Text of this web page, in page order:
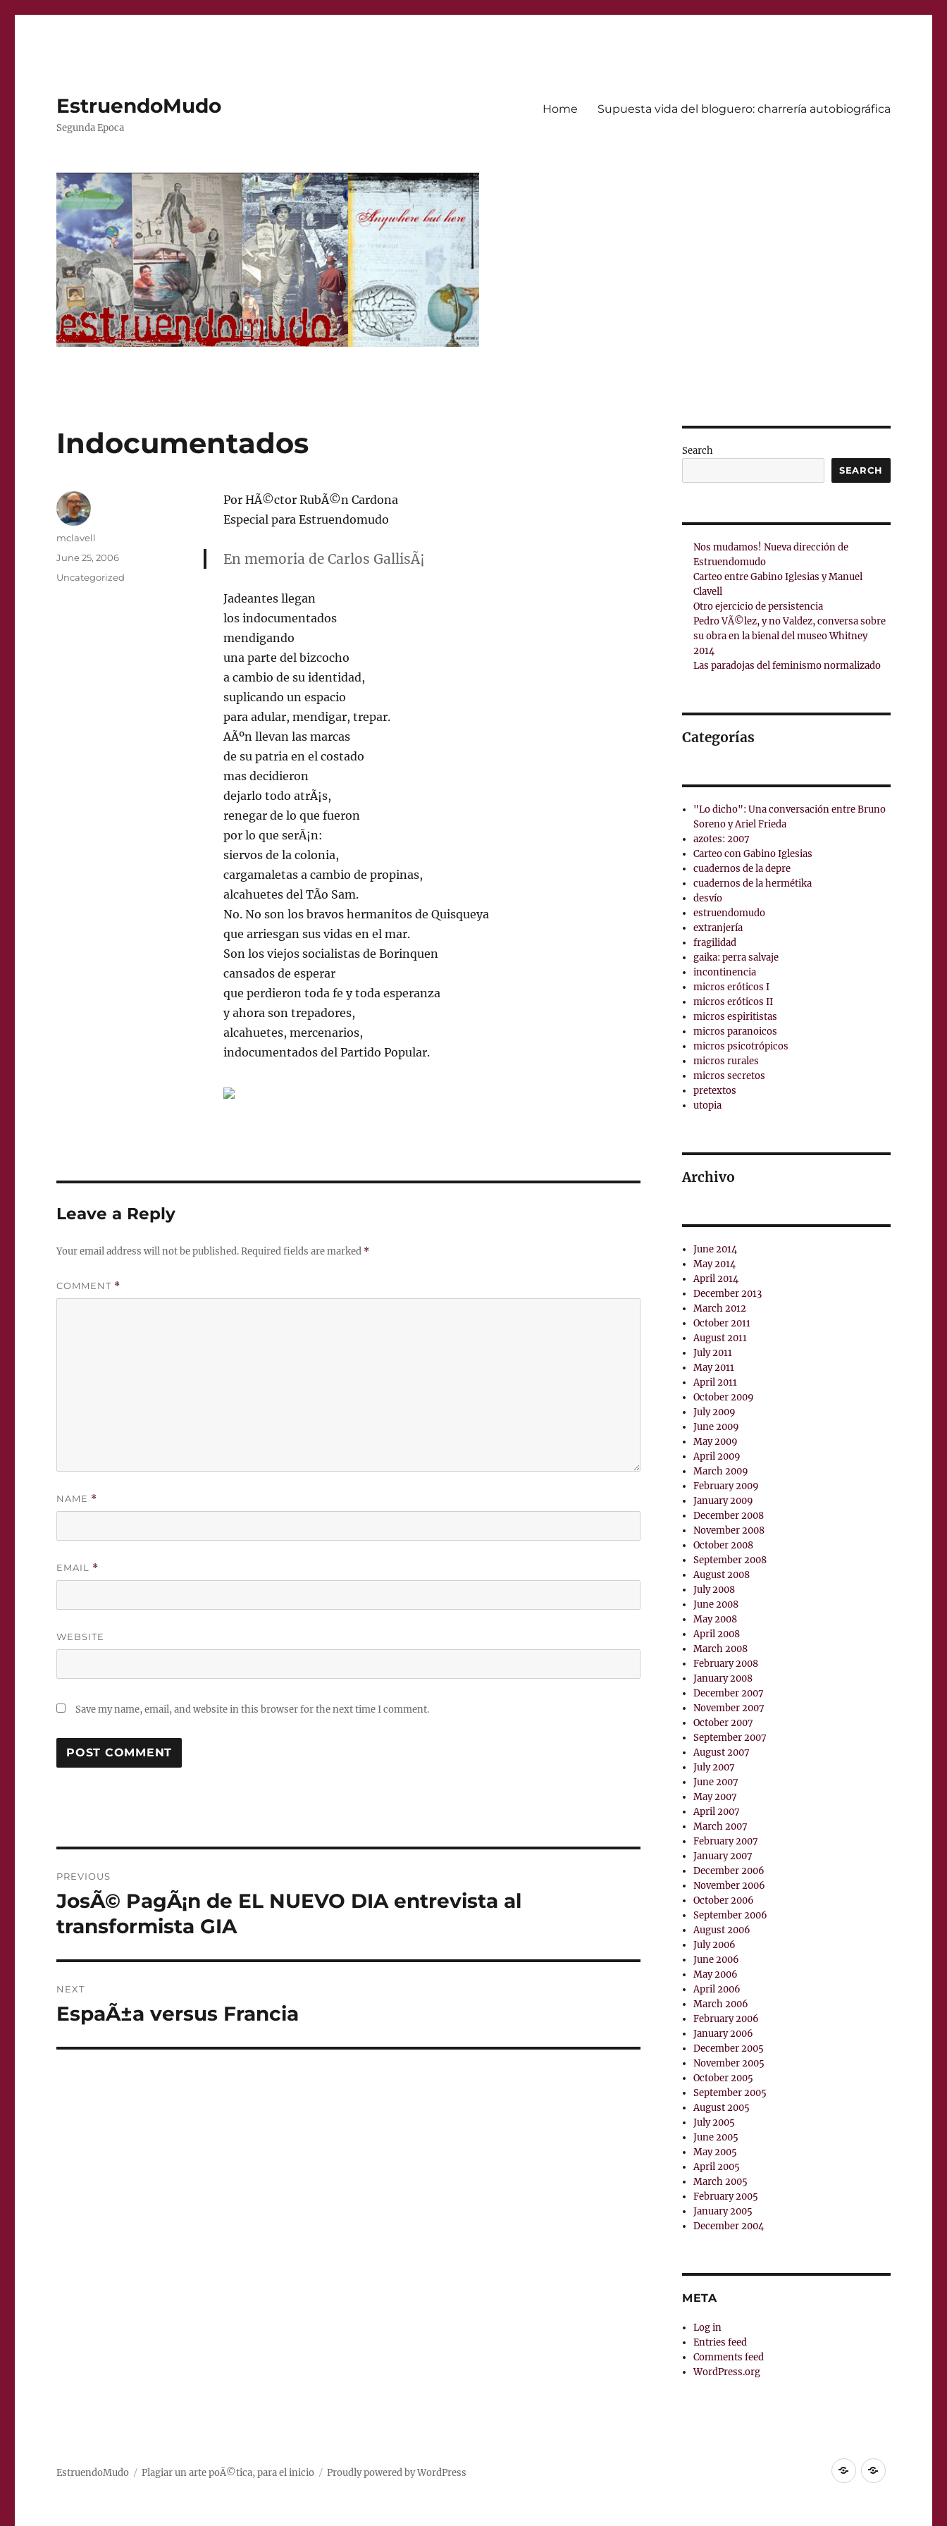
EstruendoMudo
Segunda Epoca
Home Supuesta vida del bloguero: charrerí­a autobiográfica
Indocumentados
Por HÃ©ctor RubÃ©n Cardona
Especial para Estruendomudo
En memoria de Carlos GallisÃ¡
Jadeantes llegan
los indocumentados
mendigando
una parte del bizcocho
a cambio de su identidad,
suplicando un espacio
para adular, mendigar, trepar.
AÃºn llevan las marcas
de su patria en el costado
mas decidieron
dejarlo todo atrÃ¡s,
renegar de lo que fueron
por lo que serÃ¡n:
siervos de la colonia,
cargamaletas a cambio de propinas,
alcahuetes del TÃ­o Sam.
No. No son los bravos hermanitos de Quisqueya
que arriesgan sus vidas en el mar.
Son los viejos socialistas de Borinquen
cansados de esperar
que perdieron toda fe y toda esperanza
y ahora son trepadores,
alcahuetes, mercenarios,
indocumentados del Partido Popular.
Author
mclavell
Posted
June 25, 2006
Categories
Uncategorized
Leave a Reply
Your email address will not be published.Required fields are marked *
COMMENT *
NAME *
EMAIL *
WEBSITE
Save my name, email, and website in this browser for the next time I comment.
navigation
PREVIOUS
Previous
post:
JosÃ© PagÃ¡n de EL NUEVO DIA entrevista al
transformista GIA
NEXT
Next
EspaÃ±a versus Francia
Search
SEARCH
Nos mudamos! Nueva dirección de
Estruendomudo
Carteo entre Gabino Iglesias y Manuel
Clavell
Otro ejercicio de persistencia
Pedro VÃ©lez, y no Valdez, conversa sobre
su obra en la bienal del museo Whitney
2014
Las paradojas del feminismo normalizado
Categorías
"Lo dicho": Una conversación entre Bruno
Soreno y Ariel Frieda
azotes: 2007
Carteo con Gabino Iglesias
cuadernos de la depre
cuadernos de la hermétika
desvío
estruendomudo
extranjería
fragilidad
gaika: perra salvaje
incontinencia
micros eróticos I
micros eróticos II
micros espiritistas
micros paranoicos
micros psicotrópicos
micros rurales
micros secretos
pretextos
utopia
Archivo
June 2014
May 2014
April 2014
December 2013
March 2012
October 2011
August 2011
July 2011
May 2011
April 2011
October 2009
July 2009
June 2009
May 2009
April 2009
March 2009
February 2009
January 2009
December 2008
November 2008
October 2008
September 2008
August 2008
July 2008
June 2008
May 2008
April 2008
March 2008
February 2008
January 2008
December 2007
November 2007
October 2007
September 2007
August 2007
July 2007
June 2007
May 2007
April 2007
March 2007
February 2007
January 2007
December 2006
November 2006
October 2006
September 2006
August 2006
July 2006
June 2006
May 2006
April 2006
March 2006
February 2006
January 2006
December 2005
November 2005
October 2005
September 2005
August 2005
July 2005
June 2005
May 2005
April 2005
March 2005
February 2005
January 2005
December 2004
META
Log in
Entries feed
Comments feed
WordPress.org
HomeSupuesta
EstruendoMudo Plagiar un arte poÃ©tica, para el inicio Proudly powered by WordPress